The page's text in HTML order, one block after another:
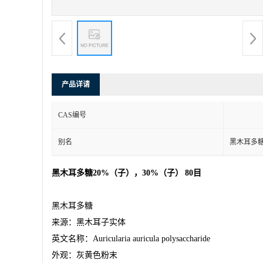
产品详请
CAS编号
别名 黑木耳多
黑木耳多糖20% （子） ， 30% （子） 80 目
黑木耳多糖
来源：黑木耳子实体
英文名称： Auricularia auricula polysaccharide
外观：灰黄色粉末